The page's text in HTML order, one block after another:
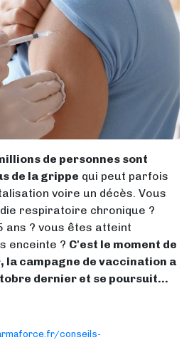
de personnes sont
de la grippe qui peut parfois
voire un décès. Vous
respiratoire chronique ?
ans ? vous êtes atteint
enceinte ? C'est le moment de
la campagne de vaccination a
dernier et se poursuit...
conseils-